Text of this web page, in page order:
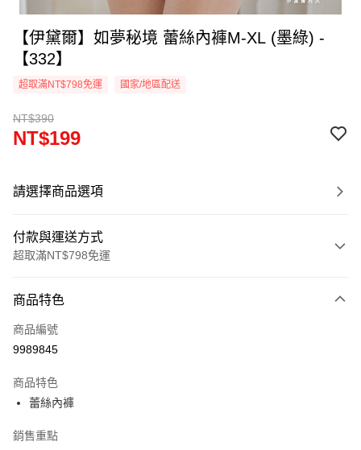
【伊黛爾】如夢秘境 蕾絲內褲M-XL (墨綠) -
【332】
超取滿NT$798免運 國家/地區配送
NT$390
NT$199
請選擇商品選項
付款與運送方式
超取滿NT$798免運
信用卡一次付款
超商取貨付款
Apple Pay
街口支付
商品特色
商品編號
9989845
商品特色
蕾絲內褲
銷售重點